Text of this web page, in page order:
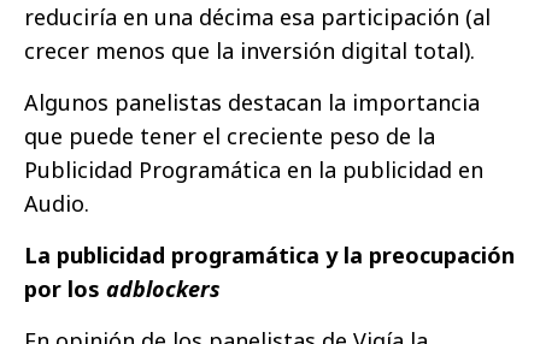
reduciría en una décima esa participación (al
crecer menos que la inversión digital total).
Algunos panelistas destacan la importancia
que puede tener el creciente peso de la
Publicidad Programática en la publicidad en
Audio.
La publicidad programática y la preocupación
por los adblockers